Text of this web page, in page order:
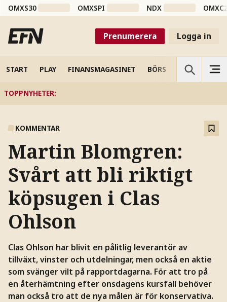
OMXS30 OMXSPI NDX
Prenumerera Logga in
START PLAY FINANSMAGASINET BÖRS VETENSKAP
TOPPNYHETER:
KOMMENTAR
Martin Blomgren:
Svårt att bli riktigt
köpsugen i Clas
Ohlson
Clas Ohlson har blivit en pålitlig leverantör av
tillväxt, vinster och utdelningar, men också en aktie
som svänger vilt på rapportdagarna. För att tro på
en återhämtning efter onsdagens kursfall behöver
man också tro att de nya målen är för konservativa.